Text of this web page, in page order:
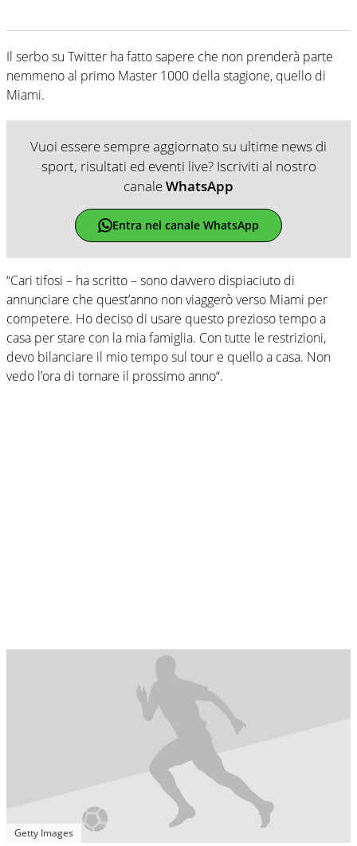
Il serbo su Twitter ha fatto sapere che non prenderà parte
nemmeno al primo Master 1000 della stagione, quello di
Miami.
Vuoi essere sempre aggiornato su ultime news di
sport, risultati ed eventi live? Iscriviti al nostro
canaleWhatsApp
Entra nel canale WhatsApp
“Cari tifosi – ha scritto – sono davvero dispiaciuto di
annunciare che quest’anno non viaggerò verso Miami per
competere. Ho deciso di usare questo prezioso tempo a
casa per stare con la mia famiglia. Con tutte le restrizioni,
devo bilanciare il mio tempo sul tour e quello a casa. Non
vedo l’ora di tornare il prossimo anno“.
Getty Images